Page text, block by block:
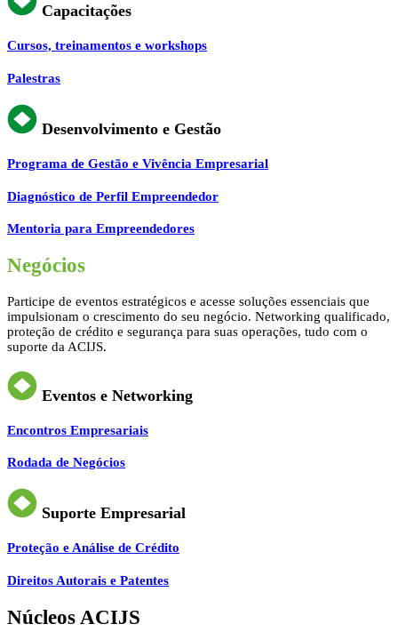
Capacitações
Cursos, treinamentos e workshops
Palestras
Desenvolvimento e Gestão
Programa de Gestão e Vivência Empresarial
Diagnóstico de Perfil Empreendedor
Mentoria para Empreendedores
Negócios
Participe de eventos estratégicos e acesse soluções essenciais que
impulsionam o crescimento do seu negócio. Networking qualificado,
proteção de crédito e segurança para suas operações, tudo com o
suporte da ACIJS.
Eventos e Networking
Encontros Empresariais
Rodada de Negócios
Suporte Empresarial
Proteção e Análise de Crédito
Direitos Autorais e Patentes
Núcleos ACIJS